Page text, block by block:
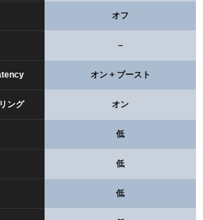
オフ
–
オン + ブースト
ング オン
低
低
低